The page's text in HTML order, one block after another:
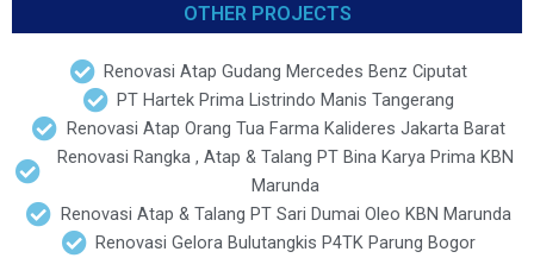
OTHER PROJECTS
Renovasi Atap Gudang Mercedes Benz Ciputat
PT Hartek Prima Listrindo Manis Tangerang
Renovasi Atap Orang Tua Farma Kalideres Jakarta Barat
Renovasi Rangka , Atap & Talang PT Bina Karya Prima KBN
Marunda
Renovasi Atap & Talang PT Sari Dumai Oleo KBN Marunda
Renovasi Gelora Bulutangkis P4TK Parung Bogor